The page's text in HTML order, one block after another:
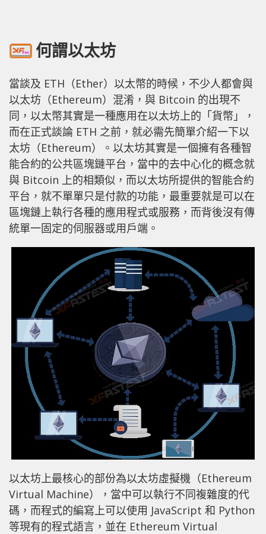
何謂以太坊
當談及 ETH（Ether）以太幣的時候，不少人都會與
以太坊（Ethereum）混淆，與 Bitcoin 的出現不
同，以太幣其實是一種應用在以太坊上的「貨幣」，
而在正式談論 ETH 之前，就必需先簡單介紹一下以
太坊（Ethereum）。以太坊其實是一個擁有各種智
能合約的公共區塊鏈平台，當中的去中心化的概念就
與 Bitcoin 上的相類似，而以太坊所提供的智能合約
平台，就不單單只是付款的功能，最重要就是可以在
區塊鏈上執行各種的應用程式或服務，而背後沒有傳
統單一固定的伺服器或用戶端。
以太坊上最核心的部份為以太坊虛擬機（Ethereum
Virtual Machine），當中可以執行不同複雜度的代
碼，而程式的編寫上可以使用 JavaScript 和 Python
等現有的程式語言，並在 Ethereum Virtual